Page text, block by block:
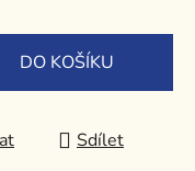
DO KOŠÍKU
Sdílet